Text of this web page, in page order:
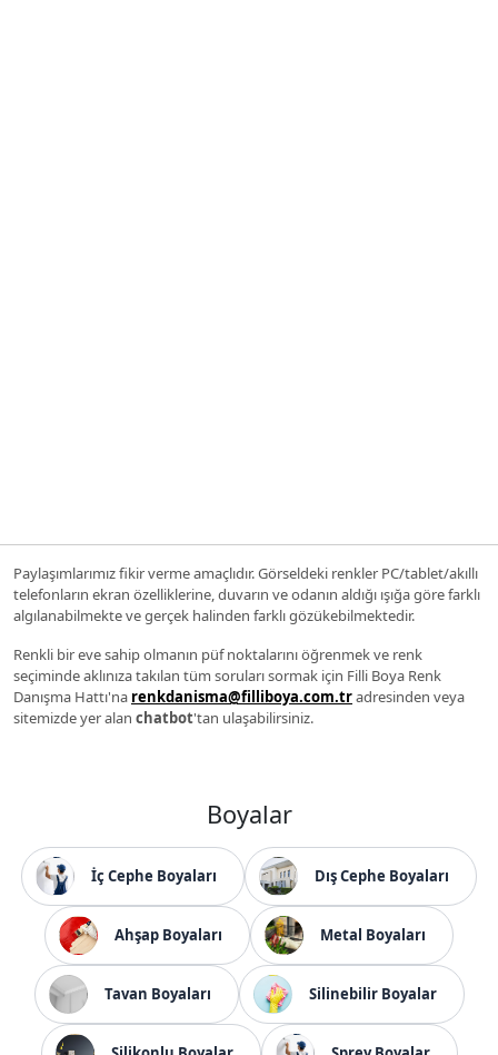
Paylaşımlarımız fikir verme amaçlıdır. Görseldeki renkler PC/tablet/akıllı
telefonların ekran özelliklerine, duvarın ve odanın aldığı ışığa göre farklı
algılanabilmekte ve gerçek halinden farklı gözükebilmektedir.
Renkli bir eve sahip olmanın püf noktalarını öğrenmek ve renk
seçiminde aklınıza takılan tüm soruları sormak için Filli Boya Renk
Danışma Hattı'na renkdanisma@filliboya.com.tradresinden veya
sitemizde yer alan chatbot'tan ulaşabilirsiniz.
Boyalar
İç Cephe Boyaları Dış Cephe Boyaları
Ahşap Boyaları Metal Boyaları
Tavan Boyaları Silinebilir Boyalar